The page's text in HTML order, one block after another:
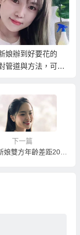
娘辦到好要花的
管道與方法，可以
下一篇
娶越南新娘雙方年齡差距20歲以上不能結婚？差距15歲以上就不能辦越南新娘手續？